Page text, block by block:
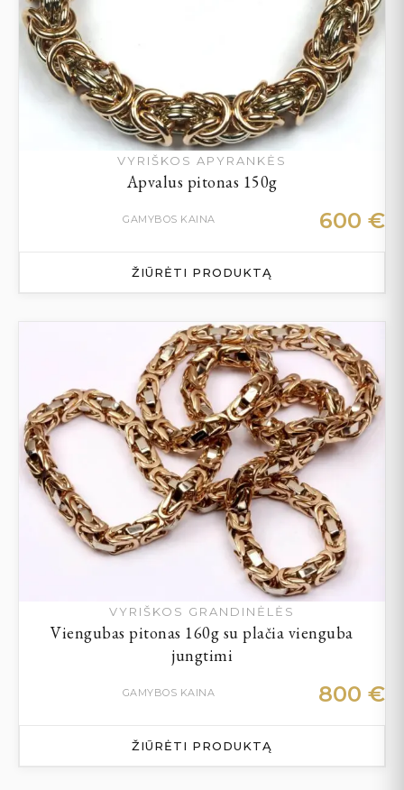
VYRIŠKOS APYRANKĖS
Apvalus pitonas 150g
GAMYBOS KAINA 600 €
ŽIŪRĖTI PRODUKTĄ
VYRIŠKOS GRANDINĖLĖS
Viengubas pitonas 160g su plačia vienguba
jungtimi
GAMYBOS KAINA 800 €
ŽIŪRĖTI PRODUKTĄ